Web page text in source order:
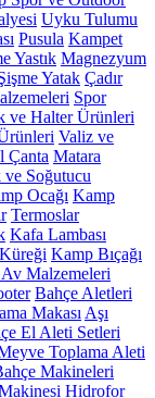
Uyku Tulumu
Pusula Kampet
Yastık Magnezyum
Yatak Çadır
Spor
ve Halter Ürünleri
Valiz ve
Çanta Matara
Soğutucu
Ocağı Kamp
Termoslar
Kafa Lambası
Kamp Bıçağı
Av Malzemeleri
Bahçe Aletleri
Makası Aşı
El Aleti Setleri
Toplama Aleti
Makineleri
Hidrofor